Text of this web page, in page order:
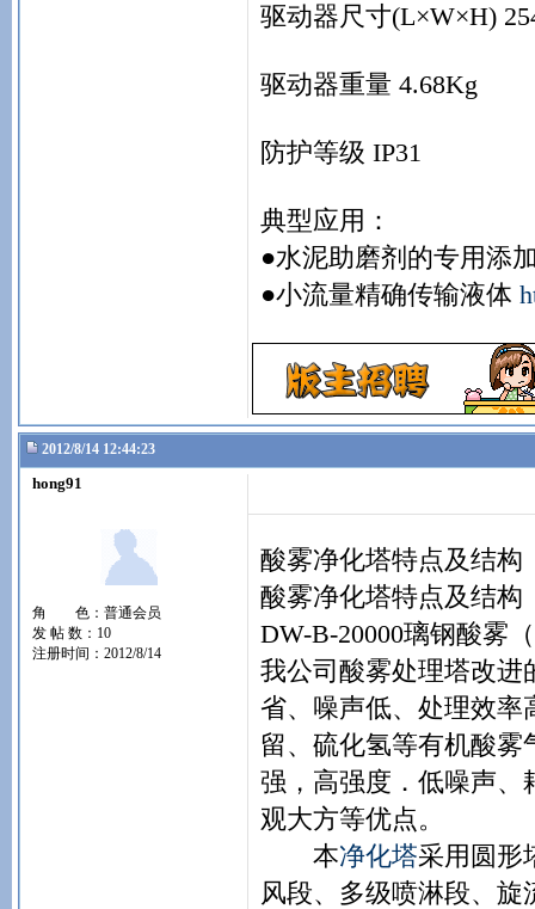
驱动器尺寸(L×W×H)
驱动器重量 4.68Kg
防护等级 IP31
典型应用：
●水泥助磨剂的专用添
●小流量精确传输液体
2012/8/14 12:44:23
hong91
角 色：普通会员
发 帖 数：10
注册时间：2012/8/14
酸雾净化塔特点及结构
酸雾净化塔特点及结构
DW-B-20000璃钢酸雾
我公司酸雾处理塔改进
省、噪声低、处理效率
留、硫化氢等有机酸
强，高强度．低噪声、
观大方等优点。
本净化塔采用圆形
风段、多级喷淋段、